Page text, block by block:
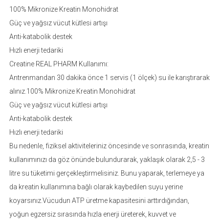
100% Mikronize Kreatin Monohidrat
Güç ve yağsız vücut kütlesi artışı
Anti-katabolik destek
Hızlı enerji tedariki
Creatine REAL PHARM Kullanımı:
Antrenmandan 30 dakika önce 1 servis (1 ölçek) su ile karıştırarak
alınız.100% Mikronize Kreatin Monohidrat
Güç ve yağsız vücut kütlesi artışı
Anti-katabolik destek
Hızlı enerji tedariki
Bu nedenle, fiziksel aktiviteleriniz öncesinde ve sonrasında, kreatin
kullanımınızı da göz önünde bulundurarak, yaklaşık olarak 2,5 - 3
litre su tüketimi gerçekleştirmelisiniz. Bunu yaparak, terlemeye ya
da kreatin kullanımına bağlı olarak kaybedilen suyu yerine
koyarsınız.Vücudun ATP üretme kapasitesini arttırdığından,
yoğun egzersiz sırasında hızla enerji üreterek, kuvvet ve